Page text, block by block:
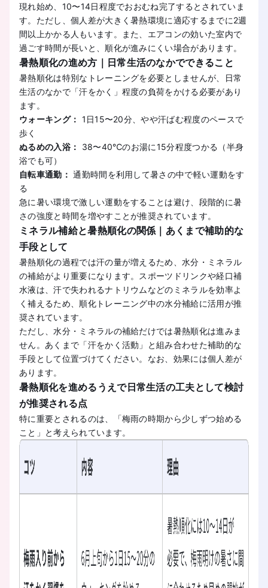
現れ始め、10〜14日程度でおおむね完了するとされていま
す。ただし、個人差が大きく暑熱環境に適応するまでに2週
間以上かかる人もいます。また、エアコンの効いた室内で
過ごす時間が長いと、順化が進みにくい場合があります。
暑熱順化の進め方｜日常生活のなかでできること
暑熱順化は特別なトレーニングを必要としませんが、日常
生活のなかで「汗をかく」程度の負荷をかける必要があり
ます。
ウォーキング： 1日15〜20分、やや汗ばむ程度のペースで
歩く
ぬるめの入浴：
38〜40℃のお湯に15分程度つかる（半身
浴でも可）
自転車通勤： 通勤時間を利用して暑さの中で軽い運動をす
る
急に暑い環境で激しい運動をすることは避け、段階的に暑
さの強度と時間を増やすことが推奨されています。
ミネラル補給と暑熱順化の関係｜あくまで補助的な
手段として
暑熱順化の過程では汗の量が増えるため、水分・ミネラル
の補給がより重要になります。スポーツドリンクや経口補
水液は、汗で失われるナトリウムなどのミネラルを効率よ
く補えるため、順化トレーニング中の水分補給に活用が推
奨されています。
ただし、水分・ミネラルの補給だけでは暑熱順化は進みま
せん。あくまで「汗をかく活動」と組み合わせた補助的な
手段として位置づけてください。なお、効果には個人差が
あります。
暑熱順化を進めるうえで日常生活の工夫として検討
が推奨される点
特に重要とされるのは、「梅雨の時期から少しずつ始める
こと」と考えられています。